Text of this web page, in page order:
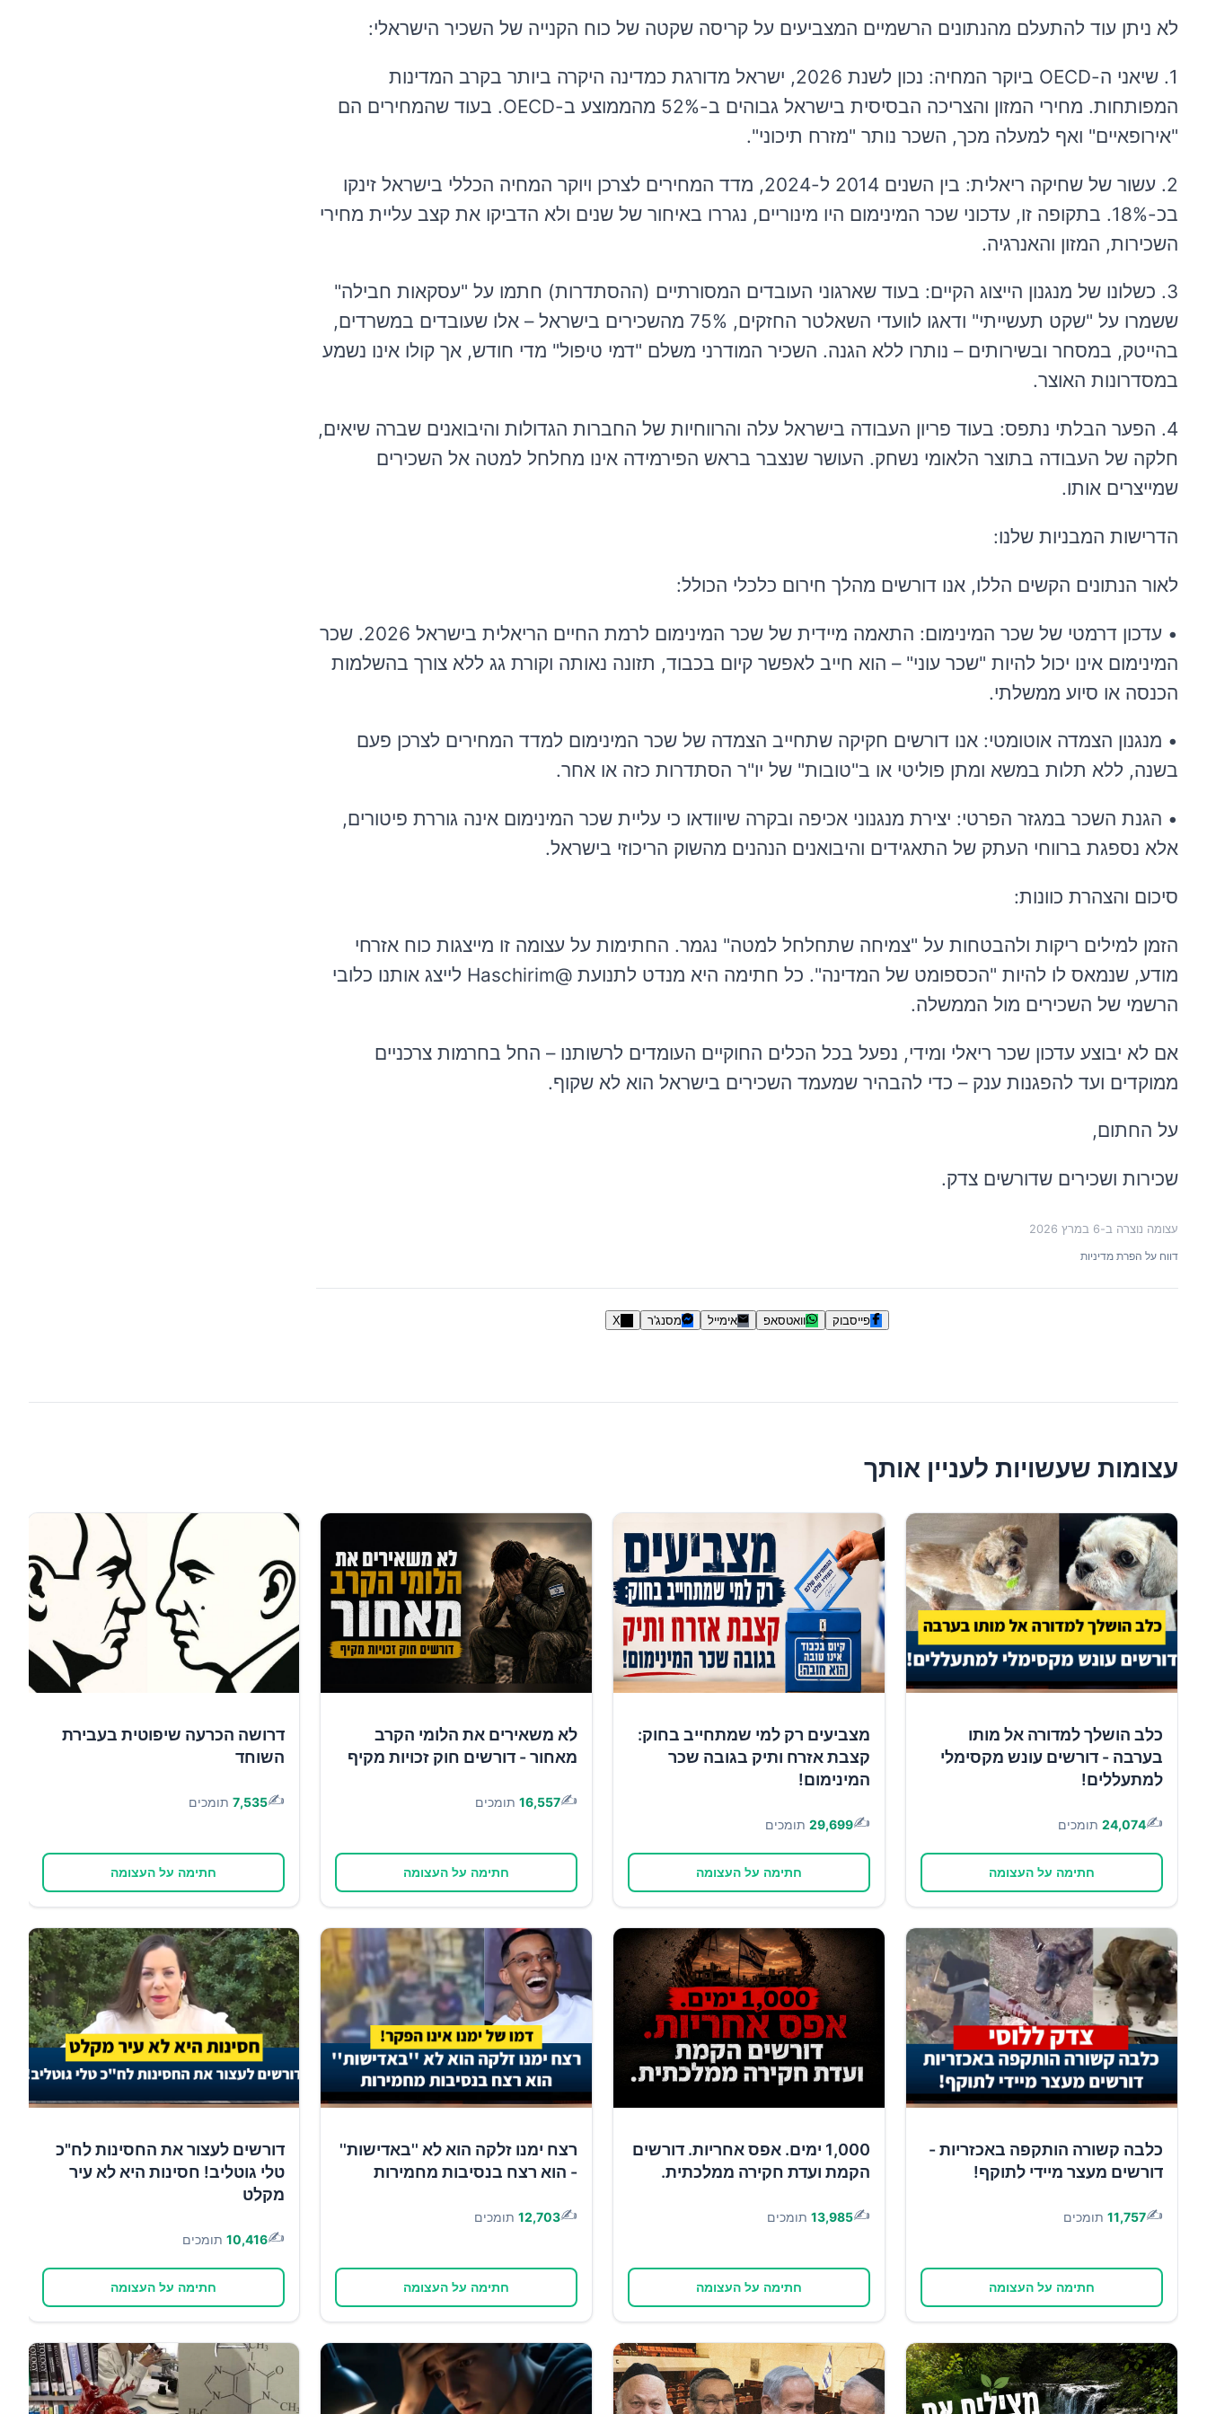
לא ניתן עוד להתעלם מהנתונים הרשמיים המצביעים על קריסה שקטה של כוח הקנייה של השכיר הישראלי:
1. שיאני ה-OECD ביוקר המחיה: נכון לשנת 2026, ישראל מדורגת כמדינה היקרה ביותר בקרב המדינות
המפותחות. מחירי המזון והצריכה הבסיסית בישראל גבוהים ב-52% מהממוצע ב-OECD. בעוד שהמחירים הם
"אירופאיים" ואף למעלה מכך, השכר נותר "מזרח תיכוני".
2. עשור של שחיקה ריאלית: בין השנים 2014 ל-2024, מדד המחירים לצרכן ויוקר המחיה הכללי בישראל זינקו
בכ-18%. בתקופה זו, עדכוני שכר המינימום היו מינוריים, נגררו באיחור של שנים ולא הדביקו את קצב עליית מחירי
השכירות, המזון והאנרגיה.
3. כשלונו של מנגנון הייצוג הקיים: בעוד שארגוני העובדים המסורתיים (ההסתדרות) חתמו על "עסקאות חבילה"
ששמרו על "שקט תעשייתי" ודאגו לוועדי השאלטר החזקים, 75% מהשכירים בישראל – אלו שעובדים במשרדים,
בהייטק, במסחר ובשירותים – נותרו ללא הגנה. השכיר המודרני משלם "דמי טיפול" מדי חודש, אך קולו אינו נשמע
במסדרונות האוצר.
4. הפער הבלתי נתפס: בעוד פריון העבודה בישראל עלה והרווחיות של החברות הגדולות והיבואנים שברה שיאים,
חלקה של העבודה בתוצר הלאומי נשחק. העושר שנצבר בראש הפירמידה אינו מחלחל למטה אל השכירים
שמייצרים אותו.
הדרישות המבניות שלנו:
לאור הנתונים הקשים הללו, אנו דורשים מהלך חירום כלכלי הכולל:
• עדכון דרמטי של שכר המינימום: התאמה מיידית של שכר המינימום לרמת החיים הריאלית בישראל 2026. שכר
המינימום אינו יכול להיות "שכר עוני" – הוא חייב לאפשר קיום בכבוד, תזונה נאותה וקורת גג ללא צורך בהשלמות
הכנסה או סיוע ממשלתי.
• מנגנון הצמדה אוטומטי: אנו דורשים חקיקה שתחייב הצמדה של שכר המינימום למדד המחירים לצרכן פעם
בשנה, ללא תלות במשא ומתן פוליטי או ב"טובות" של יו"ר הסתדרות כזה או אחר.
• הגנת השכר במגזר הפרטי: יצירת מנגנוני אכיפה ובקרה שיוודאו כי עליית שכר המינימום אינה גוררת פיטורים,
אלא נספגת ברווחי העתק של התאגידים והיבואנים הנהנים מהשוק הריכוזי בישראל.
סיכום והצהרת כוונות:
הזמן למילים ריקות ולהבטחות על "צמיחה שתחלחל למטה" נגמר. החתימות על עצומה זו מייצגות כוח אזרחי
מודע, שנמאס לו להיות "הכספומט של המדינה". כל חתימה היא מנדט לתנועת @Haschirim לייצג אותנו כלובי
הרשמי של השכירים מול הממשלה.
אם לא יבוצע עדכון שכר ריאלי ומידי, נפעל בכל הכלים החוקיים העומדים לרשותנו – החל בחרמות צרכניים
ממוקדים ועד להפגנות ענק – כדי להבהיר שמעמד השכירים בישראל הוא לא שקוף.
על החתום,
שכירות ושכירים שדורשים צדק.
עצומה נוצרה ב-6 במרץ 2026
דווח על הפרת מדיניות
פייסבוק וואטסאפ אימייל מסנג'ר X
עצומות שעשויות לעניין אותך
כלב הושלך למדורה אל מותו
בערבה - דורשים עונש מקסימלי
למתעללים!
✍️
24,074 תומכים
חתימה על העצומה
מצביעים רק למי שמתחייב בחוק:
קצבת אזרח ותיק בגובה שכר
המינימום!
✍️
29,699 תומכים
חתימה על העצומה
לא משאירים את הלומי הקרב
מאחור - דורשים חוק זכויות מקיף
✍️
16,557 תומכים
חתימה על העצומה
דרושה הכרעה שיפוטית בעבירת
השוחד
✍️
7,535 תומכים
חתימה על העצומה
כלבה קשורה הותקפה באכזריות -
דורשים מעצר מיידי לתוקף!
✍️
11,757 תומכים
חתימה על העצומה
1,000 ימים. אפס אחריות. דורשים
הקמת ועדת חקירה ממלכתית.
✍️
13,985 תומכים
חתימה על העצומה
רצח ימנו זלקה הוא לא ''באדישות''
- הוא רצח בנסיבות מחמירות
✍️
12,703 תומכים
חתימה על העצומה
דורשים לעצור את החסינות לח"כ
טלי גוטליב! חסינות היא לא עיר
מקלט
✍️
10,416 תומכים
חתימה על העצומה